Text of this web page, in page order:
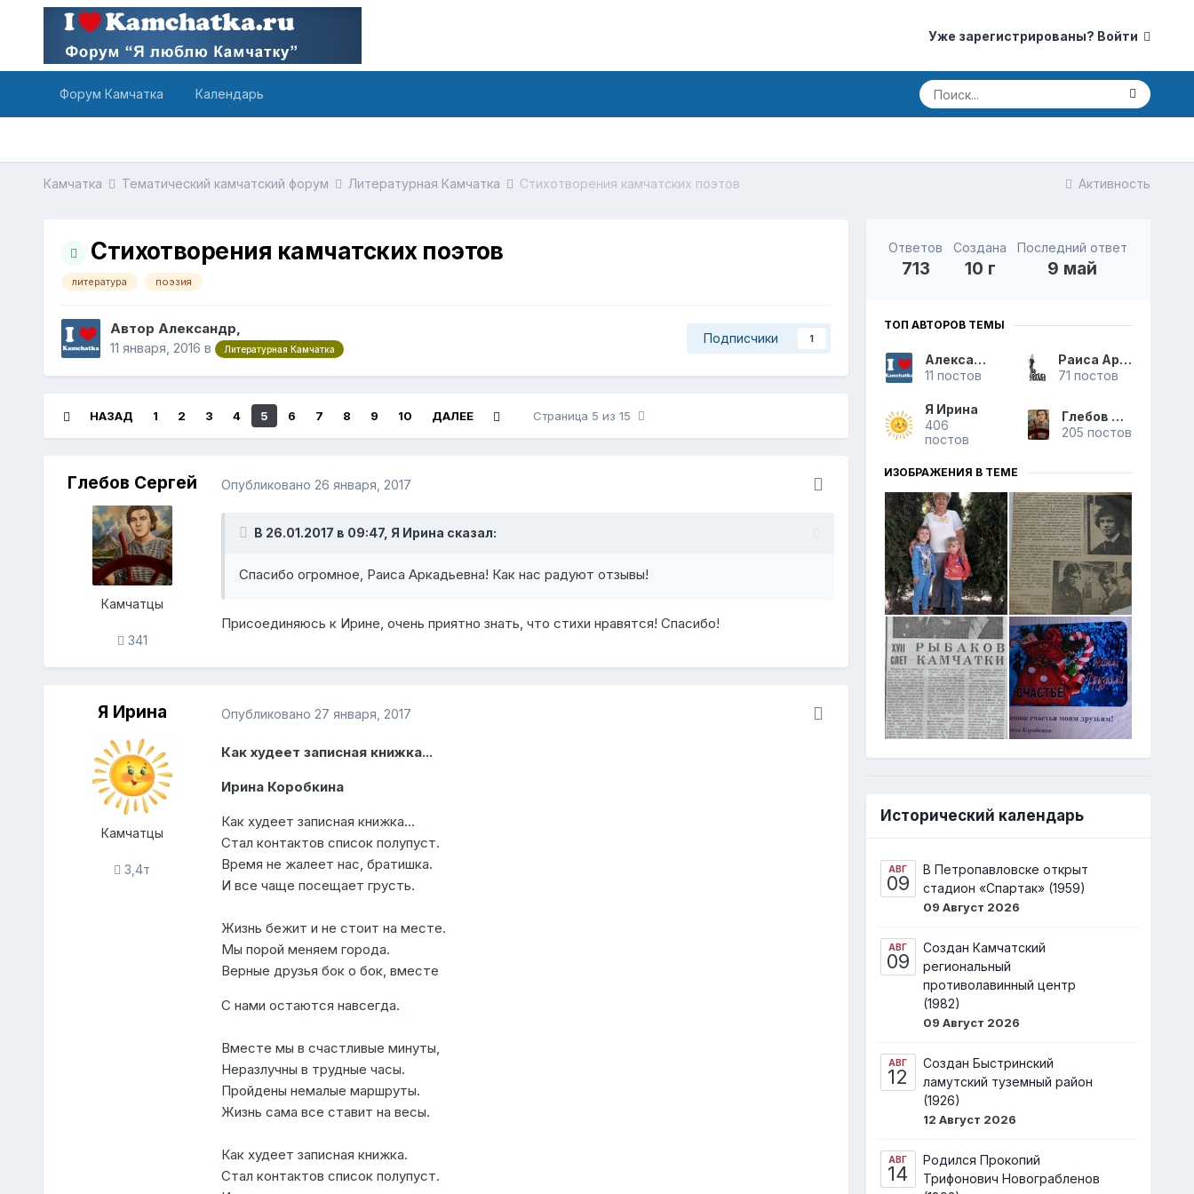
Уже зарегистрированы? Войти
Форум Камчатка Календарь
Активность
Камчатка Тематический камчатский форум Литературная Камчатка Стихотворения камчатских поэтов
Стихотворения камчатских поэтов
литература поэзия
Автор Александр,
11 января, 2016 в Литературная Камчатка
Подписчики 1
НАЗАД 1 2 3 4 5 6 7 8 9 10 ДАЛЕЕ Страница 5 из 15
Глебов Сергей
Камчатцы
341
Опубликовано 26 января, 2017
В 26.01.2017 в 09:47, Я Ирина сказал:
Спасибо огромное, Раиса Аркадьевна! Как нас радуют отзывы!
Присоединяюсь к Ирине, очень приятно знать, что стихи нравятся! Спасибо!
Я Ирина
Камчатцы
3,4т
Опубликовано 27 января, 2017
Как худеет записная книжка...
Ирина Коробкина
Как худеет записная книжка...
Стал контактов список полупуст.
Время не жалеет нас, братишка.
И все чаще посещает грусть.
Жизнь бежит и не стоит на месте.
Мы порой меняем города.
Верные друзья бок о бок, вместе
С нами остаются навсегда.
Вместе мы в счастливые минуты,
Неразлучны в трудные часы.
Пройдены немалые маршруты.
Жизнь сама все ставит на весы.
Как худеет записная книжка.
Стал контактов список полупуст.
Ответов
713
Создана
10 г
Последний ответ
9 май
ТОП АВТОРОВ ТЕМЫ
Александр
11 постов
Раиса Аркадьевна
71 постов
Я Ирина
406
постов
Глебов Сергей
205 постов
ИЗОБРАЖЕНИЯ В ТЕМЕ
Исторический календарь
АВГ
09
В Петропавловске открыт
стадион «Спартак» (1959)
09 Август 2026
АВГ
09
Создан Камчатский
региональный
противолавинный центр
(1982)
09 Август 2026
АВГ
12
Создан Быстринский
ламутский туземный район
(1926)
12 Август 2026
АВГ
14
Родился Прокопий
Трифонович Новограбленов